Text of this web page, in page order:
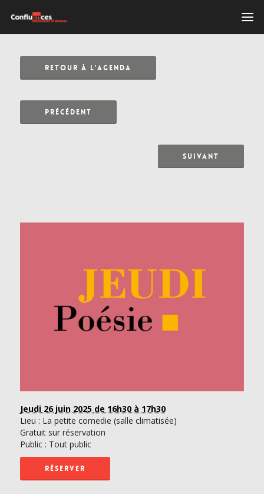
RETOUR À L'AGENDA
PRÉCÉDENT
SUIVANT
Jeudi 26 juin 2025 de 16h30 à 17h30
Lieu : La petite comedie (salle climatisée)
Gratuit sur réservation
Public : Tout public
RÉSERVER